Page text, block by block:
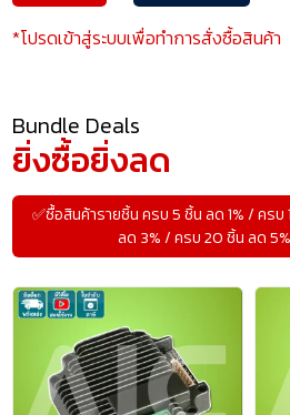
*โปรดเข้าสู่ระบบเพื่อทำการสั่งซื้อสินค้า
Bundle Deals
ยิ่งซื้อยิ่งลด
✅ซื้อสินค้ารายชิ้น ครบ 5 ชิ้น ลด 1% / ครบ
ลด 3% / ครบ 20 ชิ้น ลด